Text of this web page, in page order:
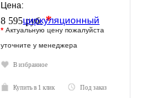
Цена:
8 595 руб.*
* Актуальную цену пожалуйста
уточните у менеджера
В избранное
Купить в 1 клик Под заказ